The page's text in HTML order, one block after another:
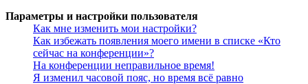
Параметры и настройки пользователя
Как мне изменить мои настройки?
Как избежать появления моего имени в списке «Кто
сейчас на конференции»?
На конференции неправильное время!
Я изменил часовой пояс, но время всё равно